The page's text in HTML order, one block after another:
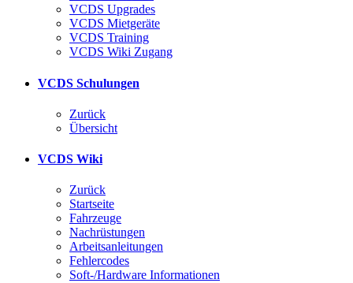
VCDS Upgrades
VCDS Mietgeräte
VCDS Training
VCDS Wiki Zugang
VCDS Schulungen
Zurück
Übersicht
VCDS Wiki
Zurück
Startseite
Fahrzeuge
Nachrüstungen
Arbeitsanleitungen
Fehlercodes
Soft-/Hardware Informationen